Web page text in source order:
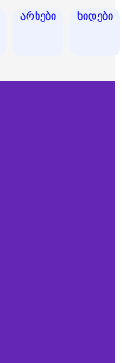
არხები ხიდები